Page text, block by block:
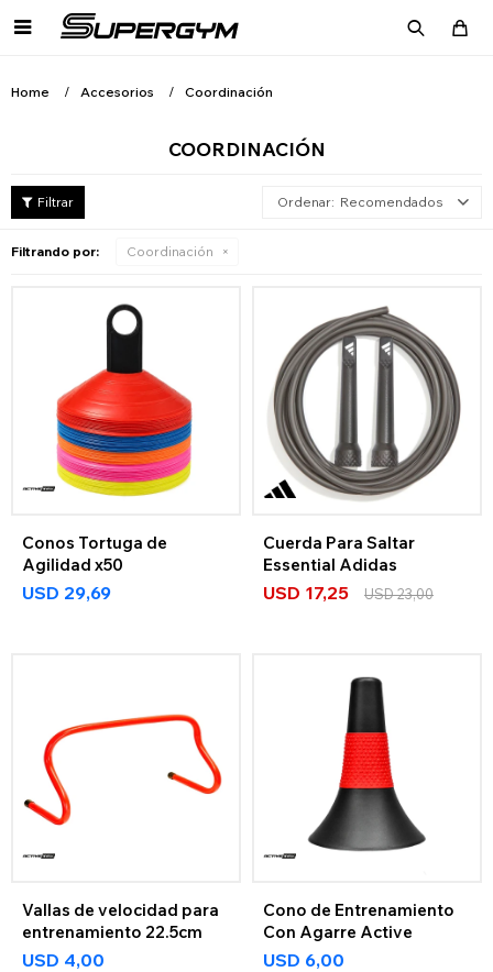

Home Accesorios Coordinación
COORDINACIÓN
Recomendados
Filtrando por: Coordinación
Conos Tortuga de
Agilidad x50
USD 29,69
Cuerda Para Saltar
Essential Adidas
USD 17,25 USD23,00
Vallas de velocidad para
entrenamiento 22.5cm
USD 4,00
Cono de Entrenamiento
Con Agarre Active
USD 6,00